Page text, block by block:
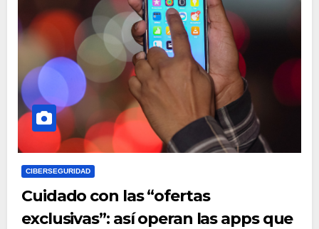
CIBERSEGURIDAD
Cuidado con las “ofertas
exclusivas”: así operan las apps que